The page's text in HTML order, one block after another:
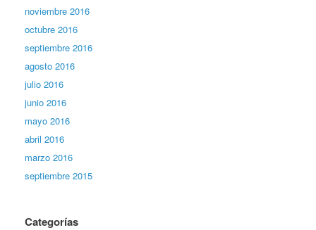
noviembre 2016
octubre 2016
septiembre 2016
agosto 2016
julio 2016
junio 2016
mayo 2016
abril 2016
marzo 2016
septiembre 2015
Categorías